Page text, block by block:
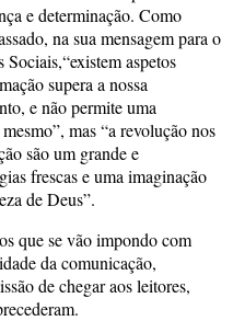
e determinação. Como
na sua mensagem para o
aspetos
supera a nossa
e não permite uma
mas “a revolução nos
são um grande e
frescas e uma imaginação
de Deus”.
que se vão impondo com
da comunicação,
de chegar aos leitores,